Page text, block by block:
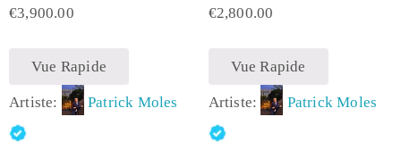
€3,900.00
Vue Rapide
Artiste: Patrick Moles
€2,800.00
Vue Rapide
Artiste: Patrick Moles